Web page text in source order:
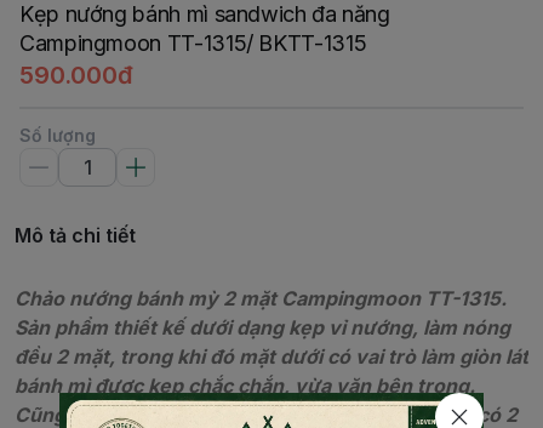
Kẹp nướng bánh mì sandwich đa năng
Campingmoon TT-1315/ BKTT-1315
590.000đ
Số lượng
Mô tả chi tiết
Chảo nướng bánh mỳ 2 mặt Campingmoon TT-1315.
Sản phẩm thiết kế dưới dạng kẹp vỉ nướng, làm nóng
đều 2 mặt, trong khi đó mặt dưới có vai trò làm giòn lát
bánh mì được kẹp chắc chắn, vừa vặn bên trong.
Cũng như khả năng tháo rời 2 phần mặt chảo, để có 2